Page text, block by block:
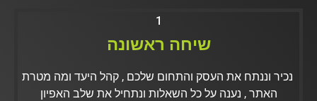
1
שיחה ראשונה
נכיר וננתח את העסק והתחום שלכם , קהל היעד ומה מטרת
האתר , נענה על כל השאלות ונתחיל את שלב האפיון